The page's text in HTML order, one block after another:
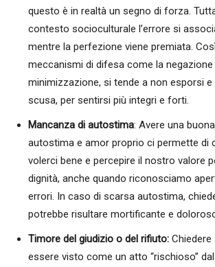
questo è in realtà un segno di forza.
contesto socioculturale l’errore si
mentre la perfezione viene premiata.
meccanismi di difesa come la
minimizzazione, si tende a non esporsi e
scusa, per sentirsi più integri e forti.
Mancanza di autostima: Avere una
autostima e amor proprio ci permette di
volerci bene e percepire il nostro valore
dignità, anche quando riconosciamo
errori. In caso di scarsa autostima,
potrebbe risultare mortificante e
Timore del giudizio o del rifiuto:
essere visto come un atto “rischioso”